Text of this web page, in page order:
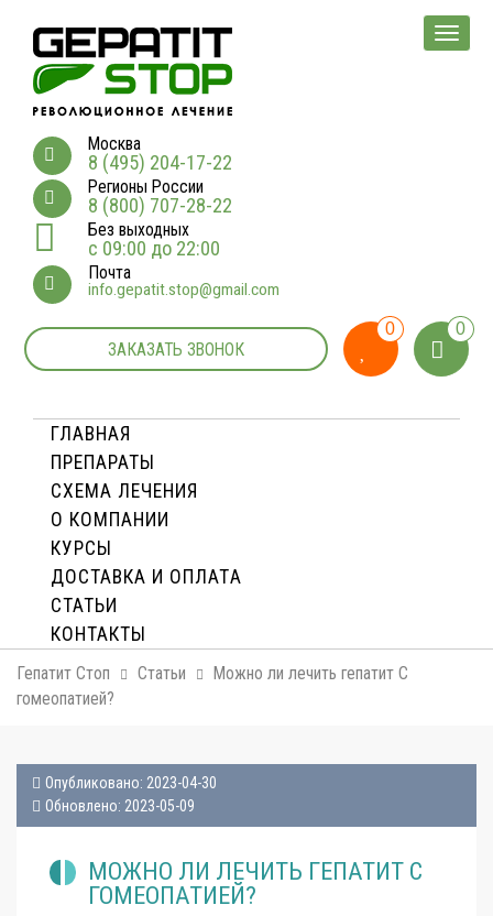
Москва
8 (495) 204-17-22
Регионы России
8 (800) 707-28-22
Без выходных
с 09:00 до 22:00
Почта
info.gepatit.stop@gmail.com
ЗАКАЗАТЬ ЗВОНОК
0 0
ГЛАВНАЯ
ПРЕПАРАТЫ
СХЕМА ЛЕЧЕНИЯ
О КОМПАНИИ
КУРСЫ
ДОСТАВКА И ОПЛАТA
СТАТЬИ
КОНТАКТЫ
Гепатит Стоп Статьи
Можно ли лечить гепатит С
гомеопатией?
Опубликовано: 2023-04-30
Обновлено: 2023-05-09
МОЖНО ЛИ ЛЕЧИТЬ ГЕПАТИТ С
ГОМЕОПАТИЕЙ?